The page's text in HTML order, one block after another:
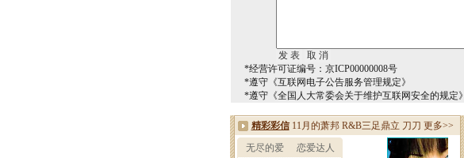
*经营许可证编号：京ICP00000008号
*遵守《互联网电子公告服务管理规定》
*遵守《全国人大常委会关于维护互联网安全的规定》